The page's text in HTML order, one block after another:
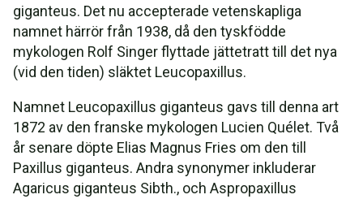
giganteus. Det nu accepterade vetenskapliga
namnet härrör från 1938, då den tyskfödde
mykologen Rolf Singer flyttade jättetratt till det nya
(vid den tiden) släktet Leucopaxillus.
Namnet Leucopaxillus giganteus gavs till denna art
1872 av den franske mykologen Lucien Quélet. Två
år senare döpte Elias Magnus Fries om den till
Paxillus giganteus. Andra synonymer inkluderar
Agaricus giganteus Sibth., och Aspropaxillus